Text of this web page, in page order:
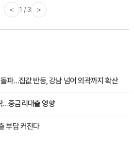
< 2 / 3 >
파…집값 반등, 강남 넘어 외곽까지 확산
…중금리대출 영향
부담 커진다